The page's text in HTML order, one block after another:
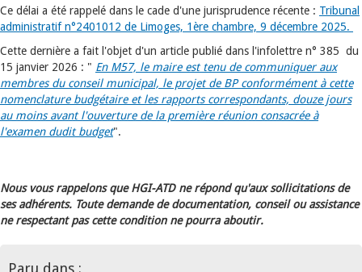
Ce délai a été rappelé dans le cade d'une jurisprudence récente : Tribunal
administratif n°2401012 de Limoges, 1ère chambre, 9 décembre 2025.
Cette dernière a fait l'objet d'un article publié dans l'infolettre n° 385 du
15 janvier 2026 : " En M57, le maire est tenu de communiquer aux
membres du conseil municipal, le projet de BP conformément à cette
nomenclature budgétaire et les rapports correspondants, douze jours
au moins avant l'ouverture de la première réunion consacrée à
l'examen dudit budget".
Nous vous rappelons que HGI-ATD ne répond qu'aux sollicitations de
ses adhérents. Toute demande de documentation, conseil ou assistance
ne respectant pas cette condition ne pourra aboutir.
Paru dans :